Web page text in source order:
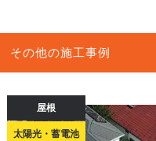
その他の施工事例
屋根
太陽光・蓄電池